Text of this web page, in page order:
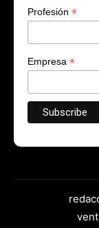
Profesión *
Empresa *